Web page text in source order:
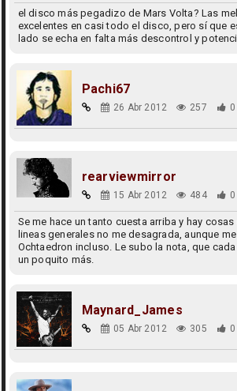
el disco más pegadizo de Mars Volta? Las
excelentes en casi todo el disco, pero sí que
lado se echa en falta más descontrol y
Pachi67
26 Abr 2012 257 0
rearviewmirror
15 Abr 2012 484 0
Se me hace un tanto cuesta arriba y hay
lineas generales no me desagrada, aunque
Ochtaedron incluso. Le subo la nota, que
un poquito más.
Maynard_James
05 Abr 2012 305 0